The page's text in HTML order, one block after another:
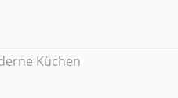
Küchen